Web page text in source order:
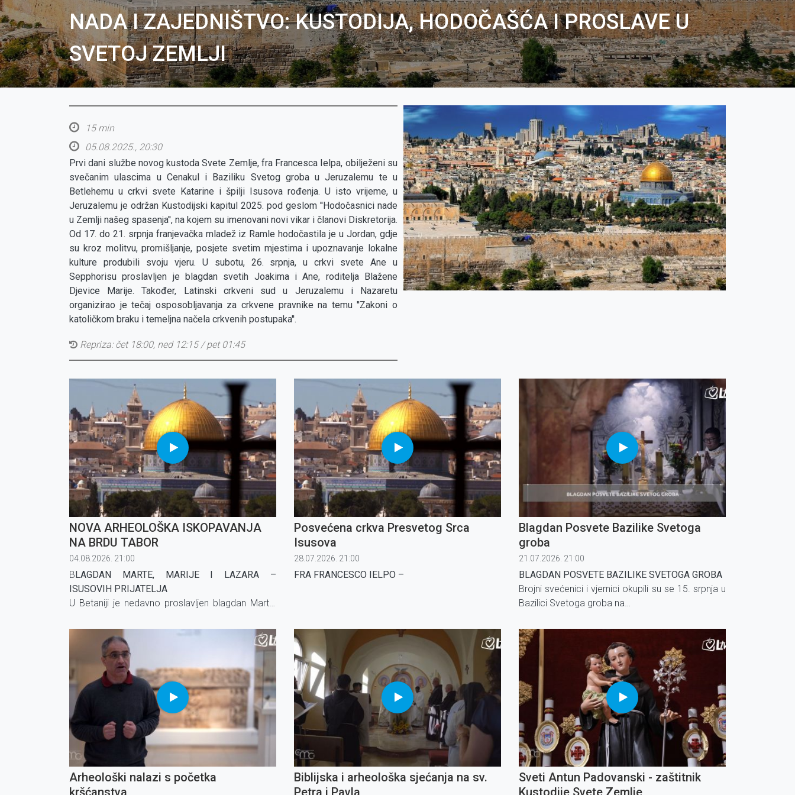
NADA I ZAJEDNIŠTVO: KUSTODIJA, HODOČAŠĆA I PROSLAVE U
SVETOJ ZEMLJI
15 min
05.08.2025., 20:30
Prvi dani službe novog kustoda Svete Zemlje, fra Francesca Ielpa, obilježeni su
svečanim ulascima u Cenakul i Baziliku Svetog groba u Jeruzalemu te u
Betlehemu u crkvi svete Katarine i špilji Isusova rođenja. U isto vrijeme, u
Jeruzalemu je održan Kustodijski kapitul 2025. pod geslom ''Hodočasnici nade
u Zemlji našeg spasenja'', na kojem su imenovani novi vikar i članovi Diskretorija.
Od 17. do 21. srpnja franjevačka mladež iz Ramle hodočastila je u Jordan, gdje
su kroz molitvu, promišljanje, posjete svetim mjestima i upoznavanje lokalne
kulture produbili svoju vjeru. U subotu, 26. srpnja, u crkvi svete Ane u
Sepphorisu proslavljen je blagdan svetih Joakima i Ane, roditelja Blažene
Djevice Marije. Također, Latinski crkveni sud u Jeruzalemu i Nazaretu
organizirao je tečaj osposobljavanja za crkvene pravnike na temu ''Zakoni o
katoličkom braku i temeljna načela crkvenih postupaka''.
Repriza: čet 18:00, ned 12:15 / pet 01:45
NOVA ARHEOLOŠKA ISKOPAVANJA
NA BRDU TABOR
04.08.2026. 21:00
BLAGDAN MARTE, MARIJE I LAZARA –
ISUSOVIH PRIJATELJA
U Betaniji je nedavno proslavljen blagdan Marte,
kojoj je izgrađena crkva, ugostila je braću
franjevce, časne sestre i vjernike.
Posvećena crkva Presvetog Srca
Isusova
28.07.2026. 21:00
FRA FRANCESCO IELPO –
Blagdan Posvete Bazilike Svetoga
groba
21.07.2026. 21:00
BLAGDAN POSVETE BAZILIKE SVETOGA GROBA
Brojni svećenici i vjernici okupili su se 15. srpnja u
Bazilici Svetoga groba na
godine u sadašnjem obliku.
Arheološki nalazi s početka
Biblijska i arheološka sjećanja na sv.
Sveti Antun Padovanski - zaštitnik